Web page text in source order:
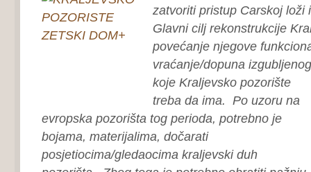
zatvoriti pristup Carskoj
Glavni cilj rekonstrukcije
povećanje njegove
vraćanje/dopuna izgubljenog
koje Kraljevsko pozorište
treba da ima. Po uzoru na
evropska pozorišta tog perioda, potrebno je
bojama, materijalima, dočarati
posjetiocima/gledaocima kraljevski duh